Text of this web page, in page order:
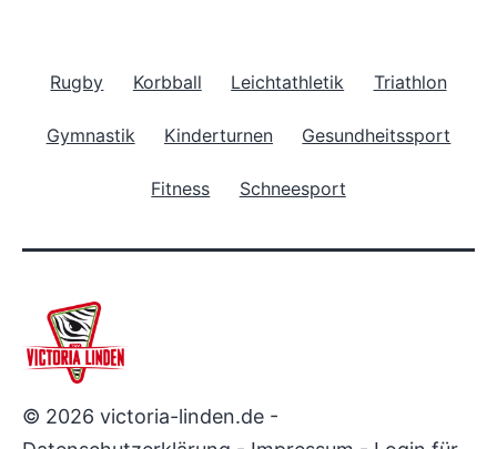
Rugby Korbball Leichtathletik Triathlon
Gymnastik Kinderturnen Gesundheitssport
Fitness Schneesport
© 2026 victoria-linden.de -